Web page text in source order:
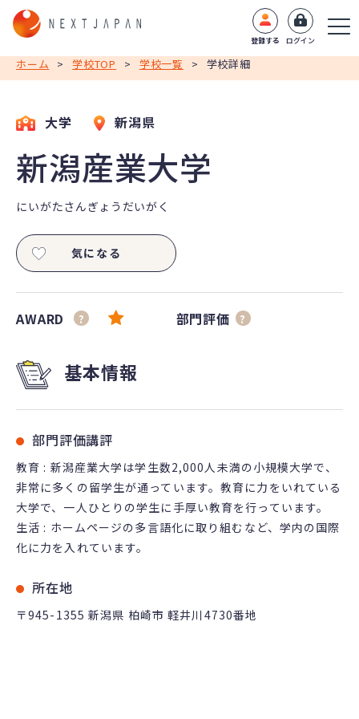
登録する ログイン
ホーム > 学校TOP > 学校一覧 > 学校詳細
大学 新潟県
新潟産業大学
にいがたさんぎょうだいがく
気になる
AWARD ? 部門評価 ?
基本情報
部門評価講評
教育 : 新潟産業大学は学生数2,000人未満の小規模大学で、
非常に多くの留学生が通っています。教育に力をいれている
大学で、一人ひとりの学生に手厚い教育を行っています。
生活 : ホームページの多言語化に取り組むなど、学内の国際
化に力を入れています。
所在地
〒945-1355 新潟県 柏崎市 軽井川4730番地